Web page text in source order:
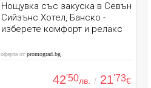
Нощувка със закуска в Севън
Сийзънс Хотел, Банско -
изберете комфорт и релакс
оферта от promograd.bg
42'50лв. / 21'73€